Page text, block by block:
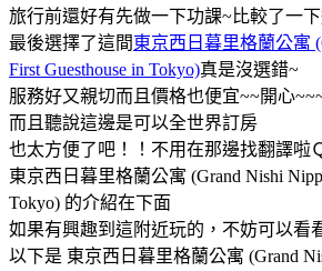
旅行前還好有先做一下功課~比較了一
最後選擇了這間東京西日暮里格蘭公寓
First Guesthouse in Tokyo)真是沒選錯~
服務好又親切而且價格也便宜~~開心
而且聽說這邊是可以全世界訂房
也太方便了吧！！不用在那邊找翻譯啦
東京西日暮里格蘭公寓 (Grand Nishi
Tokyo) 的介紹在下面
如果有興趣到這附近玩的，不妨可以看
以下是 東京西日暮里格蘭公寓 (Grand